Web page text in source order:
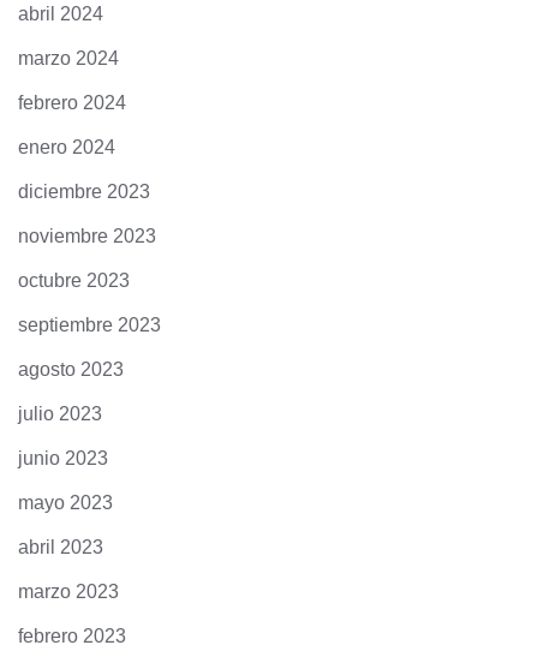
abril 2024
marzo 2024
febrero 2024
enero 2024
diciembre 2023
noviembre 2023
octubre 2023
septiembre 2023
agosto 2023
julio 2023
junio 2023
mayo 2023
abril 2023
marzo 2023
febrero 2023